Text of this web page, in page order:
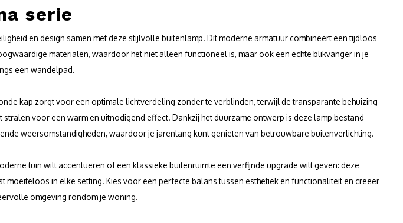
serie
en design samen met deze stijlvolle buitenlamp. Dit moderne armatuur combineert een tijdloos
materialen, waardoor het niet alleen functioneel is, maar ook een echte blikvanger in je
een wandelpad.
kap zorgt voor een optimale lichtverdeling zonder te verblinden, terwijl de transparante behuizing
stralen voor een warm en uitnodigend effect. Dankzij het duurzame ontwerp is deze lamp bestand
weersomstandigheden, waardoor je jarenlang kunt genieten van betrouwbare buitenverlichting.
tuin wilt accentueren of een klassieke buitenruimte een verfijnde upgrade wilt geven: deze
moeiteloos in elke setting. Kies voor een perfecte balans tussen esthetiek en functionaliteit en creëer
omgeving rondom je woning.